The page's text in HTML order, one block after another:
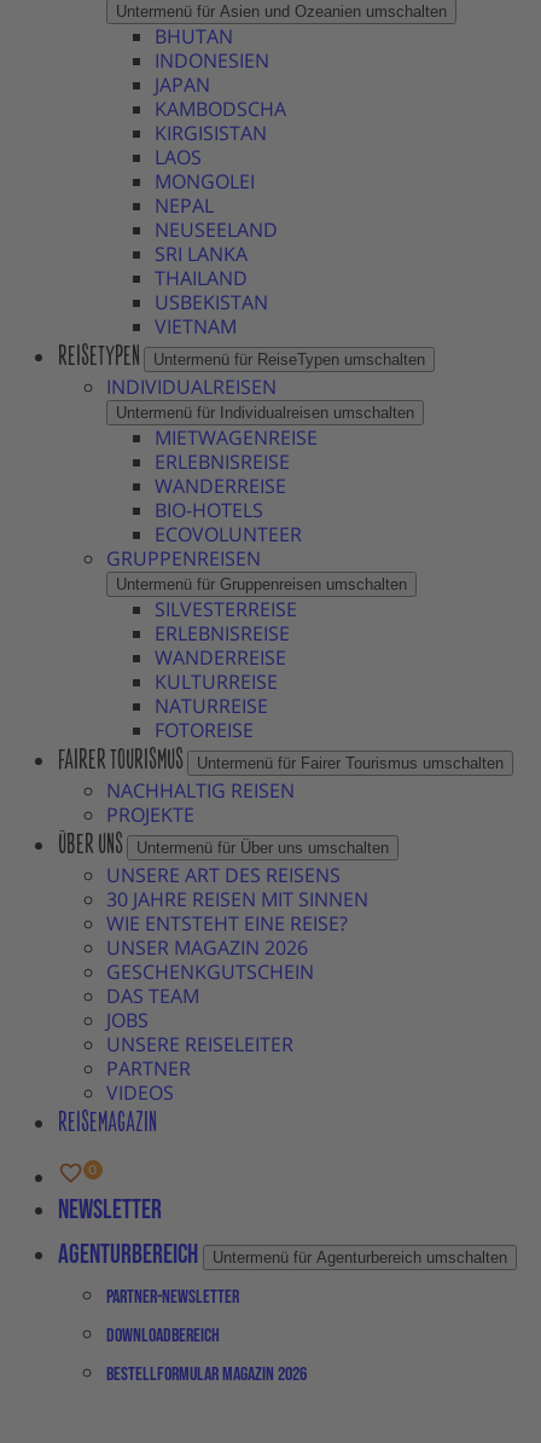
Untermenü für Asien und Ozeanien umschalten
BHUTAN
INDONESIEN
JAPAN
KAMBODSCHA
KIRGISISTAN
LAOS
MONGOLEI
NEPAL
NEUSEELAND
SRI LANKA
THAILAND
USBEKISTAN
VIETNAM
REISETYPEN Untermenü für ReiseTypen umschalten
INDIVIDUALREISEN
Untermenü für Individualreisen umschalten
MIETWAGENREISE
ERLEBNISREISE
WANDERREISE
BIO-HOTELS
ECOVOLUNTEER
GRUPPENREISEN
Untermenü für Gruppenreisen umschalten
SILVESTERREISE
ERLEBNISREISE
WANDERREISE
KULTURREISE
NATURREISE
FOTOREISE
FAIRER TOURISMUS Untermenü für Fairer Tourismus umschalten
NACHHALTIG REISEN
PROJEKTE
ÜBER UNS Untermenü für Über uns umschalten
UNSERE ART DES REISENS
30 JAHRE REISEN MIT SINNEN
WIE ENTSTEHT EINE REISE?
UNSER MAGAZIN 2026
GESCHENKGUTSCHEIN
DAS TEAM
JOBS
UNSERE REISELEITER
PARTNER
VIDEOS
REISEMAGAZIN
Newsletter
Agenturbereich
Untermenü für Agenturbereich umschalten
Partner-Newsletter
Downloadbereich
Bestellformular Magazin 2026